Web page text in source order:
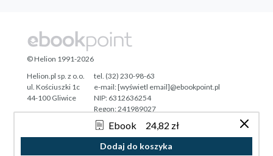
Ebook 24,82 zł
Dodaj do koszyka
Tonik.pl
© Helion 1991-2026
Helion.pl sp. z o.o.
ul. Kościuszki 1c
44-100 Gliwice
tel. (32) 230-98-63
e-mail:[wyświetl email]@ebookpoint.pl
NIP: 6312636254
Regon: 241989027